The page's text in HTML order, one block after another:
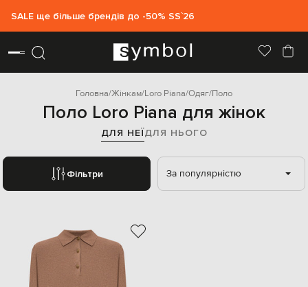
SALE ще більше брендів до -50% SS`26
Головна Жінкам Loro Piana Одяг Поло
Поло Loro Piana для жінок
ДЛЯ НЕЇДЛЯ НЬОГО
Фільтри За популярністю